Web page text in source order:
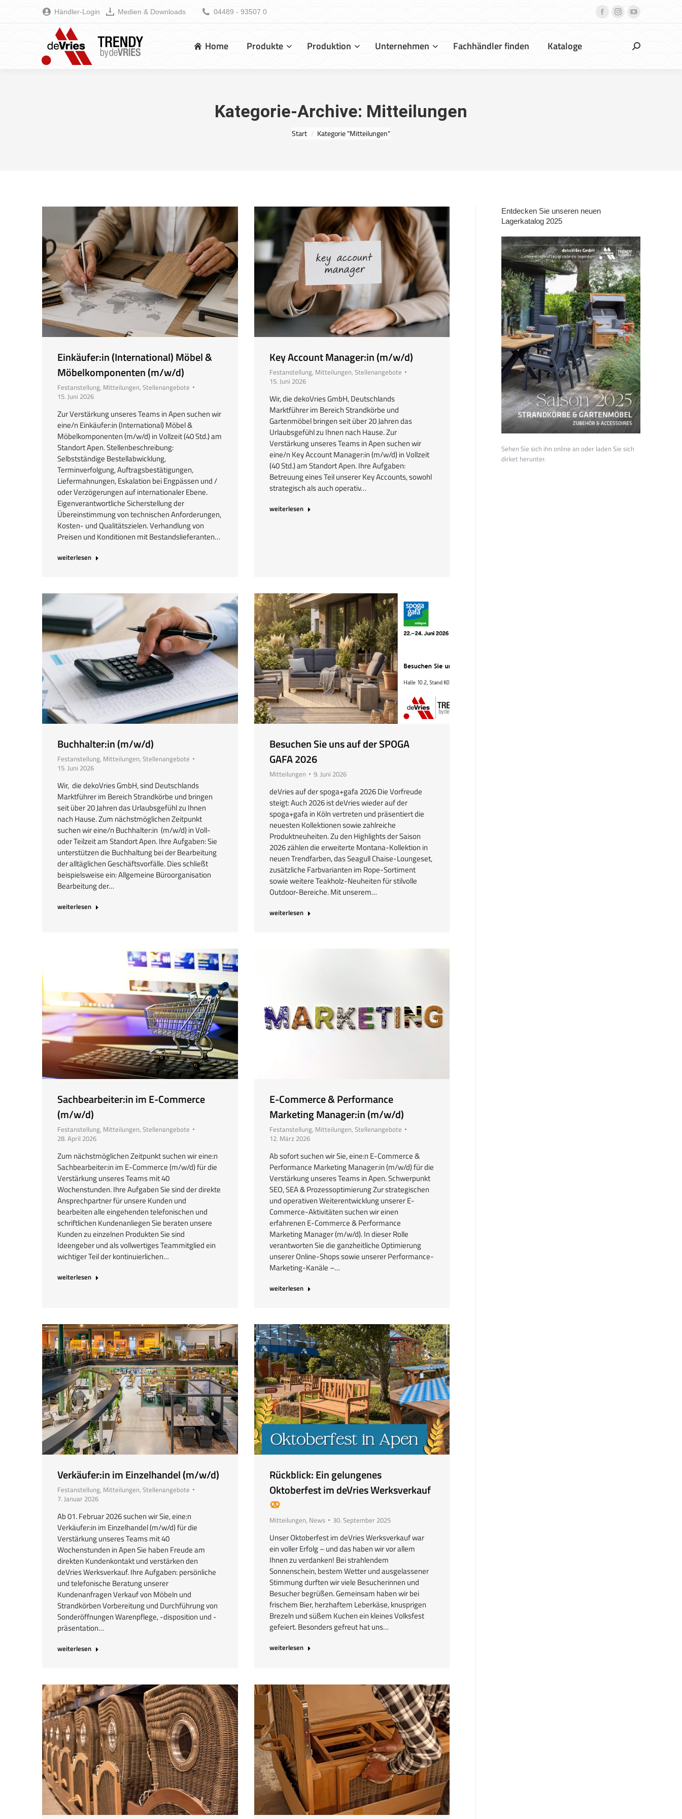
Händler-Login Medien & Downloads 04489 - 93507 0
DekoVries
dekovries
Instagram
dekovries
YouTube
Home Produkte Produktion Unternehmen Fachhändler finden Kataloge Search:
Kategorie-Archive: Mitteilungen
Sie befinden sich hier:
Start Kategorie "Mitteilungen"
Einkäufer:in (International) Möbel &
Möbelkomponenten (m/w/d)
Festanstellung, Mitteilungen, Stellenangebote
15. Juni 2026
Zur Verstärkung unseres Teams in Apen suchen wir
eine/n Einkäufer:in (International) Möbel &
Möbelkomponenten (m/w/d) in Vollzeit (40 Std.) am
Standort Apen. Stellenbeschreibung:
Selbstständige Bestellabwicklung,
Terminverfolgung, Auftragsbestätigungen,
Liefermahnungen, Eskalation bei Engpässen und /
oder Verzögerungen auf internationaler Ebene.
Eigenverantwortliche Sicherstellung der
Übereinstimmung von technischen Anforderungen,
Kosten- und Qualitätszielen. Verhandlung von
Preisen und Konditionen mit Bestandslieferanten…
weiterlesen
Key Account Manager:in (m/w/d)
Festanstellung, Mitteilungen, Stellenangebote
15. Juni 2026
Wir, die dekoVries GmbH, Deutschlands
Marktführer im Bereich Strandkörbe und
Gartenmöbel bringen seit über 20 Jahren das
Urlaubsgefühl zu Ihnen nach Hause. Zur
Verstärkung unseres Teams in Apen suchen wir
eine/n Key Account Manager:in (m/w/d) in Vollzeit
(40 Std.) am Standort Apen. Ihre Aufgaben:
Betreuung eines Teil unserer Key Accounts, sowohl
strategisch als auch operativ…
weiterlesen
Buchhalter:in (m/w/d)
Festanstellung, Mitteilungen, Stellenangebote
15. Juni 2026
Wir, die dekoVries GmbH, sind Deutschlands
Marktführer im Bereich Strandkörbe und bringen
seit über 20 Jahren das Urlaubsgefühl zu Ihnen
nach Hause. Zum nächstmöglichen Zeitpunkt
suchen wir eine/n Buchhalter:in (m/w/d) in Voll-
oder Teilzeit am Standort Apen. Ihre Aufgaben: Sie
unterstützen die Buchhaltung bei der Bearbeitung
der alltäglichen Geschäftsvorfälle. Dies schließt
beispielsweise ein: Allgemeine Büroorganisation
Bearbeitung der…
weiterlesen
Besuchen Sie uns auf der SPOGA
GAFA 2026
Mitteilungen 9. Juni 2026
deVries auf der spoga+gafa 2026 Die Vorfreude
steigt: Auch 2026 ist deVries wieder auf der
spoga+gafa in Köln vertreten und präsentiert die
neuesten Kollektionen sowie zahlreiche
Produktneuheiten. Zu den Highlights der Saison
2026 zählen die erweiterte Montana-Kollektion in
neuen Trendfarben, das Seagull Chaise-Loungeset,
zusätzliche Farbvarianten im Rope-Sortiment
sowie weitere Teakholz-Neuheiten für stilvolle
Outdoor-Bereiche. Mit unserem…
weiterlesen
Sachbearbeiter:in im E-Commerce
(m/w/d)
Festanstellung, Mitteilungen, Stellenangebote
28. April 2026
Zum nächstmöglichen Zeitpunkt suchen wir eine:n
Sachbearbeiter:in im E-Commerce (m/w/d) für die
Verstärkung unseres Teams mit 40
Wochenstunden. Ihre Aufgaben Sie sind der direkte
Ansprechpartner für unsere Kunden und
bearbeiten alle eingehenden telefonischen und
schriftlichen Kundenanliegen Sie beraten unsere
Kunden zu einzelnen Produkten Sie sind
Ideengeber und als vollwertiges Teammitglied ein
wichtiger Teil der kontinuierlichen…
weiterlesen
E-Commerce & Performance
Marketing Manager:in (m/w/d)
Festanstellung, Mitteilungen, Stellenangebote
12. März 2026
Ab sofort suchen wir Sie, eine:n E-Commerce &
Performance Marketing Manager:in (m/w/d) für die
Verstärkung unseres Teams in Apen. Schwerpunkt
SEO, SEA & Prozessoptimierung Zur strategischen
und operativen Weiterentwicklung unserer E-
Commerce-Aktivitäten suchen wir einen
erfahrenen E-Commerce & Performance
Marketing Manager (m/w/d). In dieser Rolle
verantworten Sie die ganzheitliche Optimierung
unserer Online-Shops sowie unserer Performance-
Marketing-Kanäle –…
weiterlesen
Verkäufer:in im Einzelhandel (m/w/d)
Festanstellung, Mitteilungen, Stellenangebote
7. Januar 2026
Ab 01. Februar 2026 suchen wir Sie, eine:n
Verkäufer:in im Einzelhandel (m/w/d) für die
Verstärkung unseres Teams mit 40
Wochenstunden in Apen Sie haben Freude am
direkten Kundenkontakt und verstärken den
deVries Werksverkauf. Ihre Aufgaben: persönliche
und telefonische Beratung unserer
Kundenanfragen Verkauf von Möbeln und
Strandkörben Vorbereitung und Durchführung von
Sonderöffnungen Warenpflege, -disposition und -
präsentation…
weiterlesen
Rückblick: Ein gelungenes
Oktoberfest im deVries Werksverkauf
Mitteilungen, News 30. September 2025
Unser Oktoberfest im deVries Werksverkauf war
ein voller Erfolg – und das haben wir vor allem
Ihnen zu verdanken! Bei strahlendem
Sonnenschein, bestem Wetter und ausgelassener
Stimmung durften wir viele Besucherinnen und
Besucher begrüßen. Gemeinsam haben wir bei
frischem Bier, herzhaftem Leberkäse, knusprigen
Brezeln und süßem Kuchen ein kleines Volksfest
gefeiert. Besonders gefreut hat uns…
weiterlesen
Entdecken Sie unseren neuen
Lagerkatalog 2025
Sehen Sie sich ihn online an oder laden Sie sich
dirket herunter.